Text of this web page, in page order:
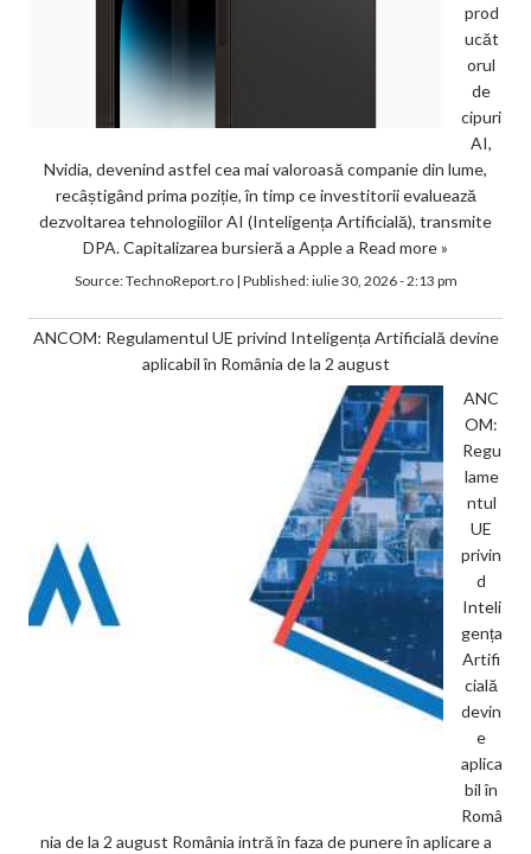
prod
ucăt
orul
de
cipuri
AI,
Nvidia, devenind astfel cea mai valoroasă companie din lume,
recâștigând prima poziție, în timp ce investitorii evaluează
dezvoltarea tehnologiilor AI (Inteligența Artificială), transmite
DPA. Capitalizarea bursieră a Apple a Read more »
Source:TechnoReport.ro| Published:iulie 30, 2026 - 2:13 pm
ANCOM: Regulamentul UE privind Inteligența Artificială devine
aplicabil în România de la 2 august
ANC
OM:
Regu
lame
ntul
UE
privin
d
Inteli
gența
Artifi
cială
devin
e
aplica
bil în
Româ
nia de la 2 august România intră în faza de punere în aplicare a